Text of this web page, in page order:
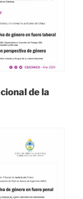
de la